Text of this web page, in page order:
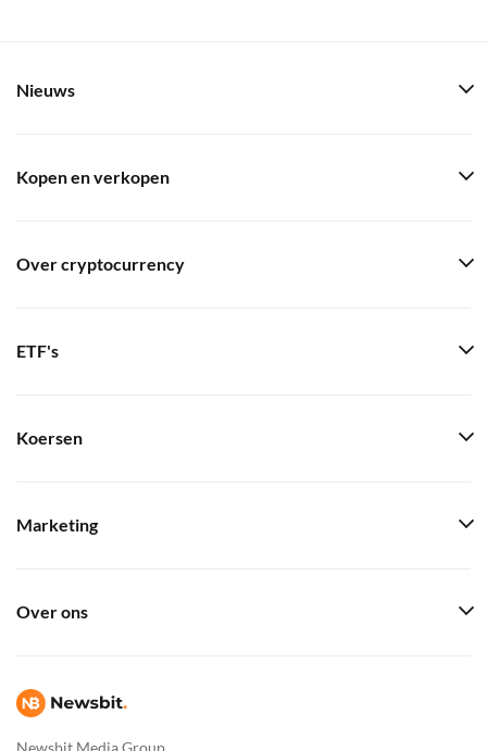
Newsbit Media Group
Nieuws
Kopen en verkopen
Over cryptocurrency
ETF's
Koersen
Marketing
Over ons